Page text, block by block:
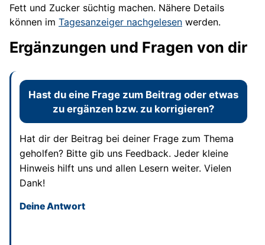
Fett und Zucker süchtig machen. Nähere Details
können im Tagesanzeiger nachgelesen werden.
Ergänzungen und Fragen von dir
Hast du eine Frage zum Beitrag oder etwas
zu ergänzen bzw. zu korrigieren?
Hat dir der Beitrag bei deiner Frage zum Thema
geholfen? Bitte gib uns Feedback. Jeder kleine
Hinweis hilft uns und allen Lesern weiter. Vielen
Dank!
Dieses Feld bitte leer lassen
Deine Antwort